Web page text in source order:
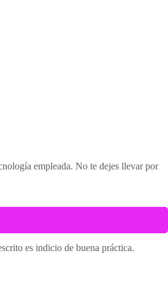
empleada. No te dejes llevar por
es indicio de buena práctica.